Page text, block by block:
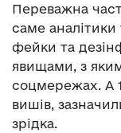
Переважна
саме
фейки та
явищами, з
соцмережах. А
вишів,
зрідка.